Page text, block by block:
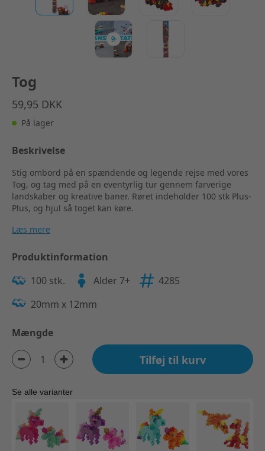
Tog
59,95 DKK
På lager
Beskrivelse
Stig ombord på en spændende og legende rejse med vores
Tog, og tag med på en eventyrlig tur gennem farverige
landskaber og kreative baner. Røret indeholder 100 stk Plus-
Plus, og hjul så toget kan køre.
Læs mere
Produktinformation
100 stk.
Alder 7+
4285
20mm x 12mm
Mængde
Tilføj til kurv
Se alle varianter